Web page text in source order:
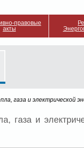
правовые
акты
газа и электрической
газа и